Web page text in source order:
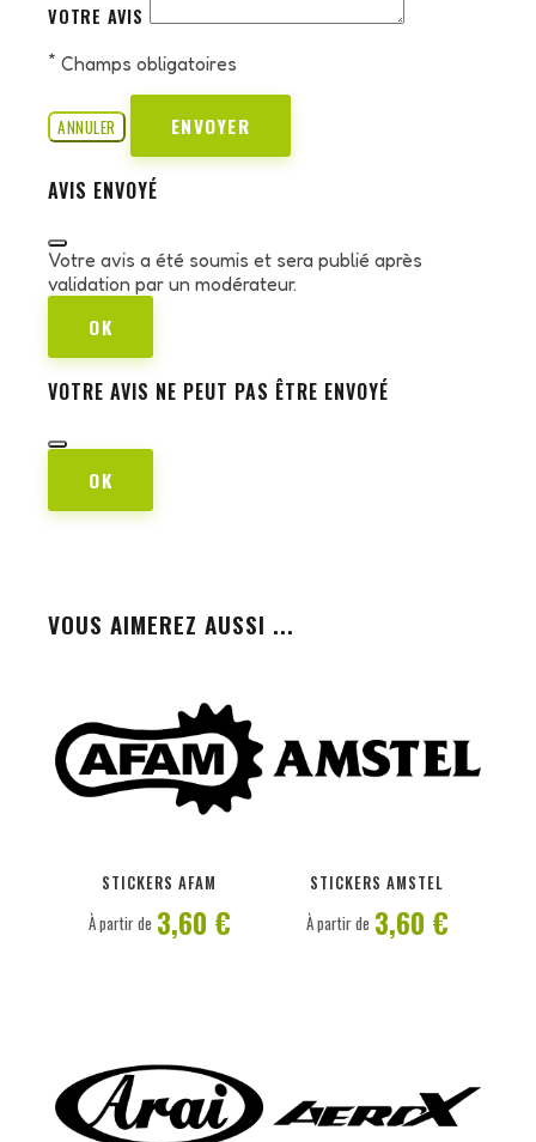
VOTRE AVIS
* Champs obligatoires
ANNULER ENVOYER
AVIS ENVOYÉ
Votre avis a été soumis et sera publié après
validation par un modérateur.
OK
VOTRE AVIS NE PEUT PAS ÊTRE ENVOYÉ
OK
VOUS AIMEREZ AUSSI ...
STICKERS AFAM
À partir de 3,60 €
STICKERS AMSTEL
À partir de 3,60 €